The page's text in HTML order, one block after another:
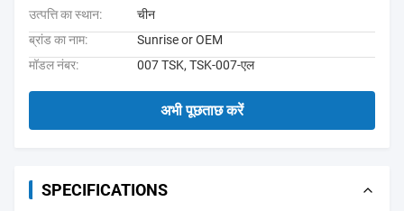
उत्पत्ति का स्थान:
चीन
ब्रांड का नाम:
Sunrise or OEM
मॉडल नंबर:
007 TSK, TSK-007-एल
अभी पूछताछ करें
SPECIFICATIONS